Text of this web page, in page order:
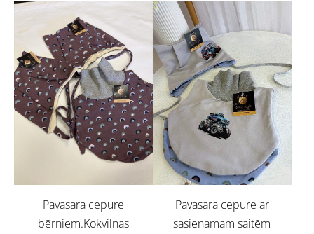
Pavasara cepure
bērniem.Kokvilnas
Pavasara cepure ar
sasienamam saitēm